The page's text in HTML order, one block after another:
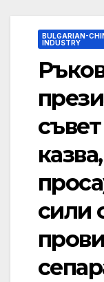
BULGARIAN-
INDUSTRY
сили